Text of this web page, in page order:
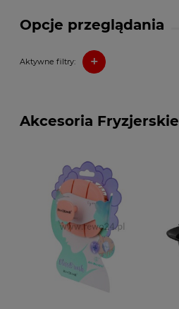
Opcje przeglądania
Aktywne filtry: +
Akcesoria Fryzjerskie